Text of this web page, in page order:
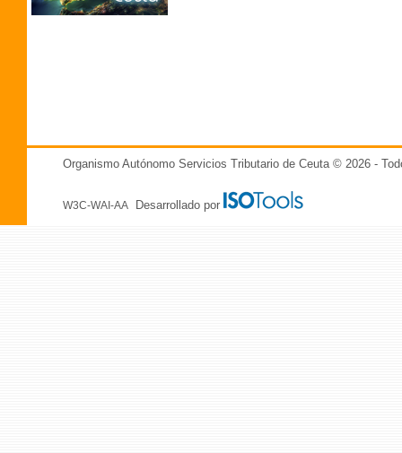
Organismo Autónomo Servicios Tributario de Ceuta © 2026 -
W3C-WAI-AA Desarrollado por